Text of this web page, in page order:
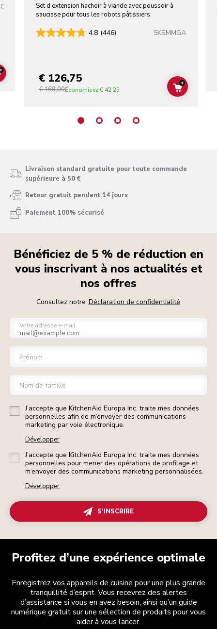
ADD TO CART
Set d’extension hachoir à viande avec poussoir à
saucisse pour tous les robots pâtissiers.
4.8 (446) 5KSMMGA
€ 126,75
€ 169,00Économisez€ 42,25 ADD TO
+
Livraison standard gratuite pour toute commande
supérieure à 50 €
Retour gratuit pendant 14 jours
Paiement 100% sécurisé
Bénéficiez de 5 % de réduction en
vous inscrivant à nos actualités et
nos offres
Consultez notre Déclaration de confidentialité
Votre adresse e-mail
Prénom
Nom de famille
J’accepte que KitchenAid Europa Inc. traite mes données
personnelles afin de m’envoyer des communications
marketing par voie électronique.
Développer
J’accepte que KitchenAid Europa Inc. traite mes données
personnelles pour mener des opérations de profilage et
m’envoyer des communications marketing personnalisées.
Développer
S’INSCRIRE
Profitez d’une expérience optimale
Enregistrez vos appareils de cuisine pour une plus grande
tranquillité d’esprit. Vous recevrez des alertes
d’assistance si vous en avez besoin, ainsi qu’un guide
numérique gratuit sur une sélection de produits pour vous
aider à vous lancer.